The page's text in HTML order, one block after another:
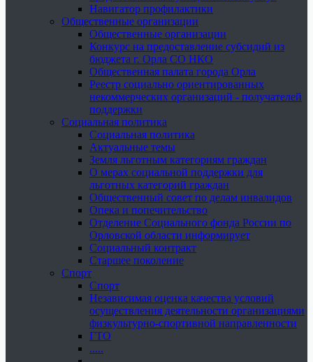
Навигатор профилактики
Общественные организации
Общественные организации
Конкурс на предоставление субсидий из
бюджета г. Орла СО НКО
Общественная палата города Орла
Реестр социально ориентированных
некоммерческих организаций - получателей
поддержки
Социальная политика
Социальная политика
Актуальные темы
Земля льготным категориям граждан
О мерах социальной поддержки для
льготных категорий граждан
Общественный совет по делам инвалидов
Опека и попечительство
Отделение Социального фонда России по
Орловской области информирует
Социальный контракт
Старшее поколение
Спорт
Спорт
Независимая оценка качества условий
осуществления деятельности организациями
физкультурно-спортивной направленности
ГТО
.....